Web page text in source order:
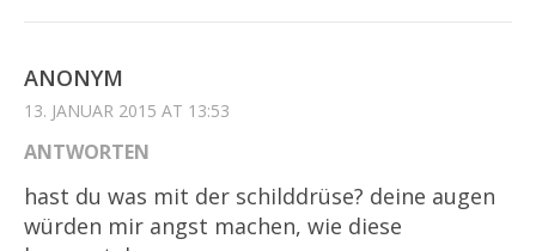
ANONYM
13. JANUAR 2015 AT 13:53
ANTWORTEN
hast du was mit der schilddrüse? deine augen
würden mir angst machen, wie diese